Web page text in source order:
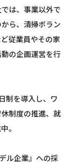
は、事業以外で
ら、清掃ボラン
従業員やその家
の企画運営を行
制を導入し、ワ
制度の推進、就
。
ル企業』への採